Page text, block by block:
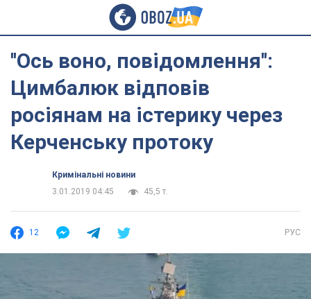
''Ось воно, повідомлення'':
Цимбалюк відповів
росіянам на істерику через
Керченську протоку
Кримінальні новини
3.01.2019 04:45
45,5 т.
12 РУС